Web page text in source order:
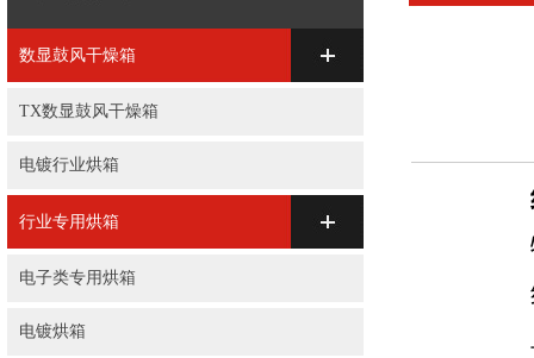
数显鼓风干燥箱
TX数显鼓风干燥箱
电镀行业烘箱
行业专用烘箱
电子类专用烘箱
电镀烘箱